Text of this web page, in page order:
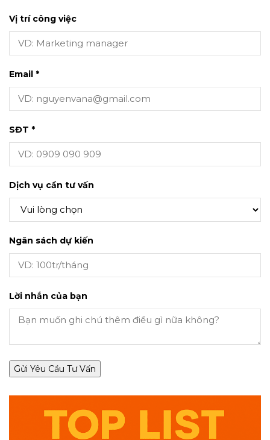
Vị trí công việc
Email *
SĐT *
Dịch vụ cần tư vấn
Ngân sách dự kiến
Lời nhắn của bạn
Gửi Yêu Cầu Tư Vấn